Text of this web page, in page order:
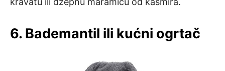
6. Bademantil ili kućni ogrtač